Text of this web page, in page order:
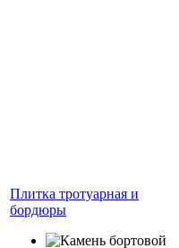
Плитка тротуарная и
бордюры